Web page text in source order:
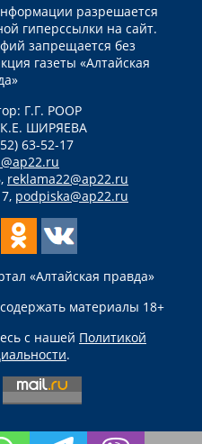
разрешается
гиперссылки на сайт.
запрещается без
газеты «Алтайская
Г.Г. РООР
К.Е. ШИРЯЕВА
63-52-17
reklama22@ap22.ru
podpiska@ap22.ru
«Алтайская правда»
материалы 18+
с нашей Политикой
.